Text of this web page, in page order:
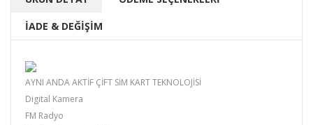
İADE & DEĞİŞİM
AYNI ANDA AKTİF ÇİFT SİM KART TEKNOLOJİSİ
Digital Kamera
FM Radyo